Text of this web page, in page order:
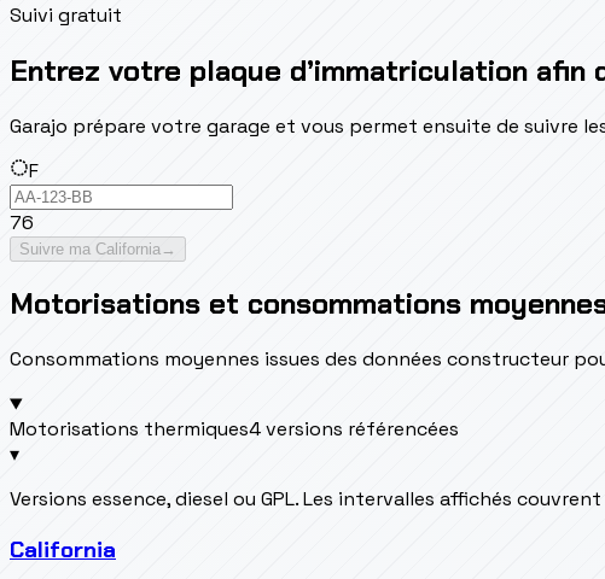
Suivi gratuit
Entrez votre plaque d’immatriculation
Garajo prépare votre garage et vous permet ensuite de suivre
F
76
Suivre ma California →
Motorisations et consommations
Consommations moyennes issues des données constructeur
Motorisations thermiques4 versions référencées
▾
Versions essence, diesel ou GPL. Les intervalles affichés
California